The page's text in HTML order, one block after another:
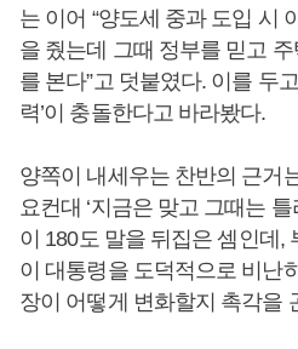
는 이어 “양도세 중과 도입 시
을 줬는데 그때 정부를 믿고
를 본다”고 덧붙였다. 이를 두
력’이 충돌한다고 바라봤다.
양쪽이 내세우는 찬반의 근거
요컨대 ‘지금은 맞고 그때는
이 180도 말을 뒤집은 셈인데,
이 대통령을 도덕적으로 비난
장이 어떻게 변화할지 촉각을